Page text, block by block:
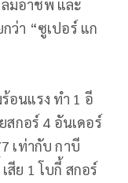
มอาชีพ และ
ว่า “ซูเปอร์ แก
อนแรง ทำ 1 อี
สกอร์ 4 อันเดอร์
เท่ากับ กาบี
สีย 1 โบกี้ สกอร์